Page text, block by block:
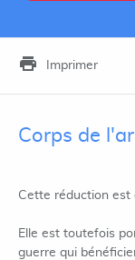
Imprimer
Corps de
Cette réduction est
Elle est toutefois
guerre qui